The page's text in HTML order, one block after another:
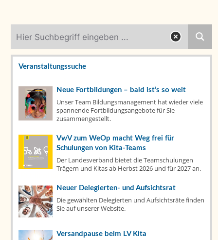
Kategorien
Aktuelles (79)
Fachtage
Fortbildungen (7)
Publikationen
Tacheles (22)
Top News
Veranstaltungssuche
Neue Fortbildungen – bald ist’s so weit
Unser Team Bildungsmanagement hat wieder viele
spannende Fortbildungsangebote für Sie
zusammengestellt.
VwV zum WeOp macht Weg frei für
Schulungen von Kita-Teams
Der Landesverband bietet die Teamschulungen
Trägern und Kitas ab Herbst 2026 und für 2027 an.
Neuer Delegierten- und Aufsichtsrat
Die gewählten Delegierten und Aufsichtsräte finden
Sie auf unserer Website.
Versandpause beim LV Kita